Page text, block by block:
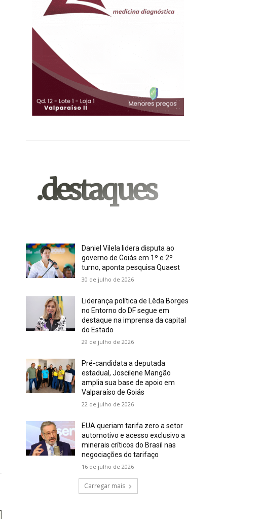
.destaques
Daniel Vilela lidera disputa ao
governo de Goiás em 1º e 2º
turno, aponta pesquisa Quaest
30 de julho de 2026
Liderança política de Lêda Borges
no Entorno do DF segue em
destaque na imprensa da capital
do Estado
29 de julho de 2026
Pré-candidata a deputada
estadual, Joscilene Mangão
amplia sua base de apoio em
Valparaíso de Goiás
22 de julho de 2026
EUA queriam tarifa zero a setor
automotivo e acesso exclusivo a
minerais críticos do Brasil nas
negociações do tarifaço
16 de julho de 2026
Carregar mais